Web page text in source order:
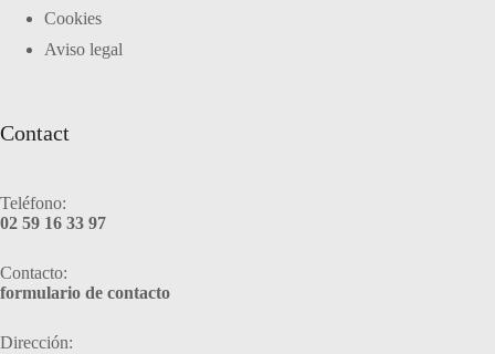
Cookies
Aviso legal
Contact
Teléfono:
02 59 16 33 97
Contacto:
formulario de contacto
Dirección: